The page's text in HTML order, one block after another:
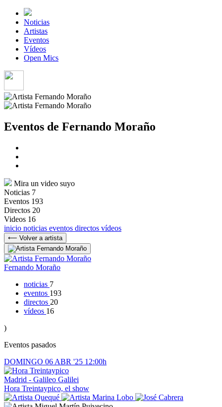
Noticias
Artistas
Eventos
Vídeos
Open Mics
Eventos de Fernando Moraño
Mira un video suyo
Noticias 7
Eventos 193
Directos 20
Videos 16
inicio noticias eventos directos vídeos
⟵ Volver a artista
Fernando Moraño
noticias 7
eventos 193
directos 20
vídeos 16
)
Eventos pasados
DOMINGO 06 ABR '25 12:00h
Madrid - Galileo Galilei
Hora Treintaypico, el show